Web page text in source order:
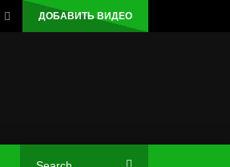
ДОБАВИТЬ ВИДЕО